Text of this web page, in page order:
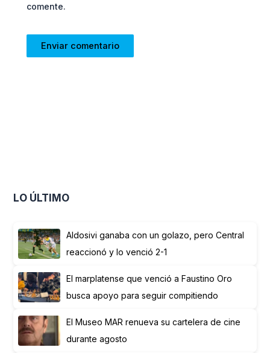
comente.
LO ÚLTIMO
Aldosivi ganaba con un golazo, pero Central
reaccionó y lo venció 2-1
El marplatense que venció a Faustino Oro
busca apoyo para seguir compitiendo
El Museo MAR renueva su cartelera de cine
durante agosto